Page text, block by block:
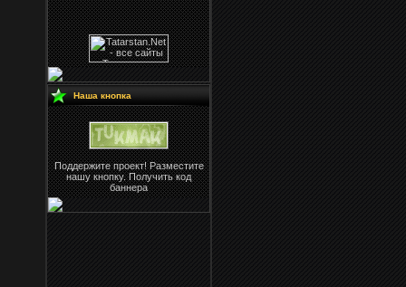
Наша кнопка
Поддержите проект! Разместите
нашу кнопку. Получить код
баннера